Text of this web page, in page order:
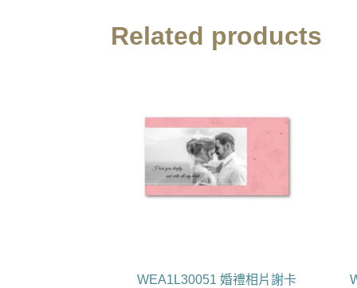
Related products
WEA1L30051 婚禮相片謝卡